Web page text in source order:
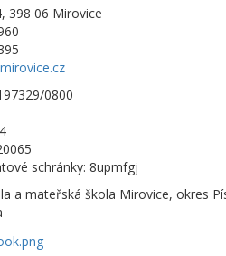
398 06 Mirovice
0800
schránky: 8upmfgj
a mateřská škola Mirovice, okres